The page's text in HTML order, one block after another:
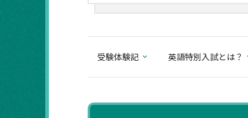
受験体験記 英語特別入試とは？